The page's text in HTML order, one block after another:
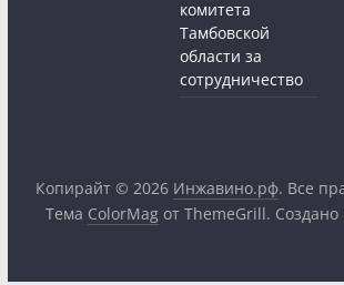
комитета
Тамбовской
области за
сотрудничество
Копирайт © 2026 Инжавино.рф. Все
Тема ColorMag от ThemeGrill.